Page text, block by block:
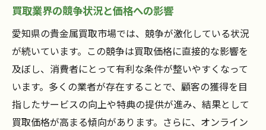
買取業界の競争状況と価格への影響
愛知県の貴金属買取市場では、競争が激化している状況
が続いています。この競争は買取価格に直接的な影響を
及ぼし、消費者にとって有利な条件が整いやすくなって
います。多くの業者が存在することで、顧客の獲得を目
指したサービスの向上や特典の提供が進み、結果として
買取価格が高まる傾向があります。さらに、オンライン